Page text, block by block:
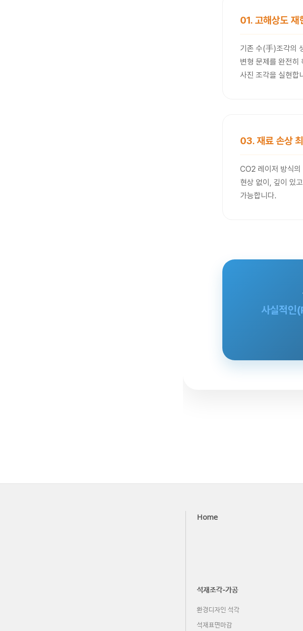
01. 고해상도 재
기존 수(手)조각의
변형 문제를 완전히
사진 조각을 실현합
03. 재료 손상
CO2 레이저 방식의
현상 없이, 깊이 있
가능합니다.
사실적
Home
석재조각-가공
환경디자인 석각
석재표면마감